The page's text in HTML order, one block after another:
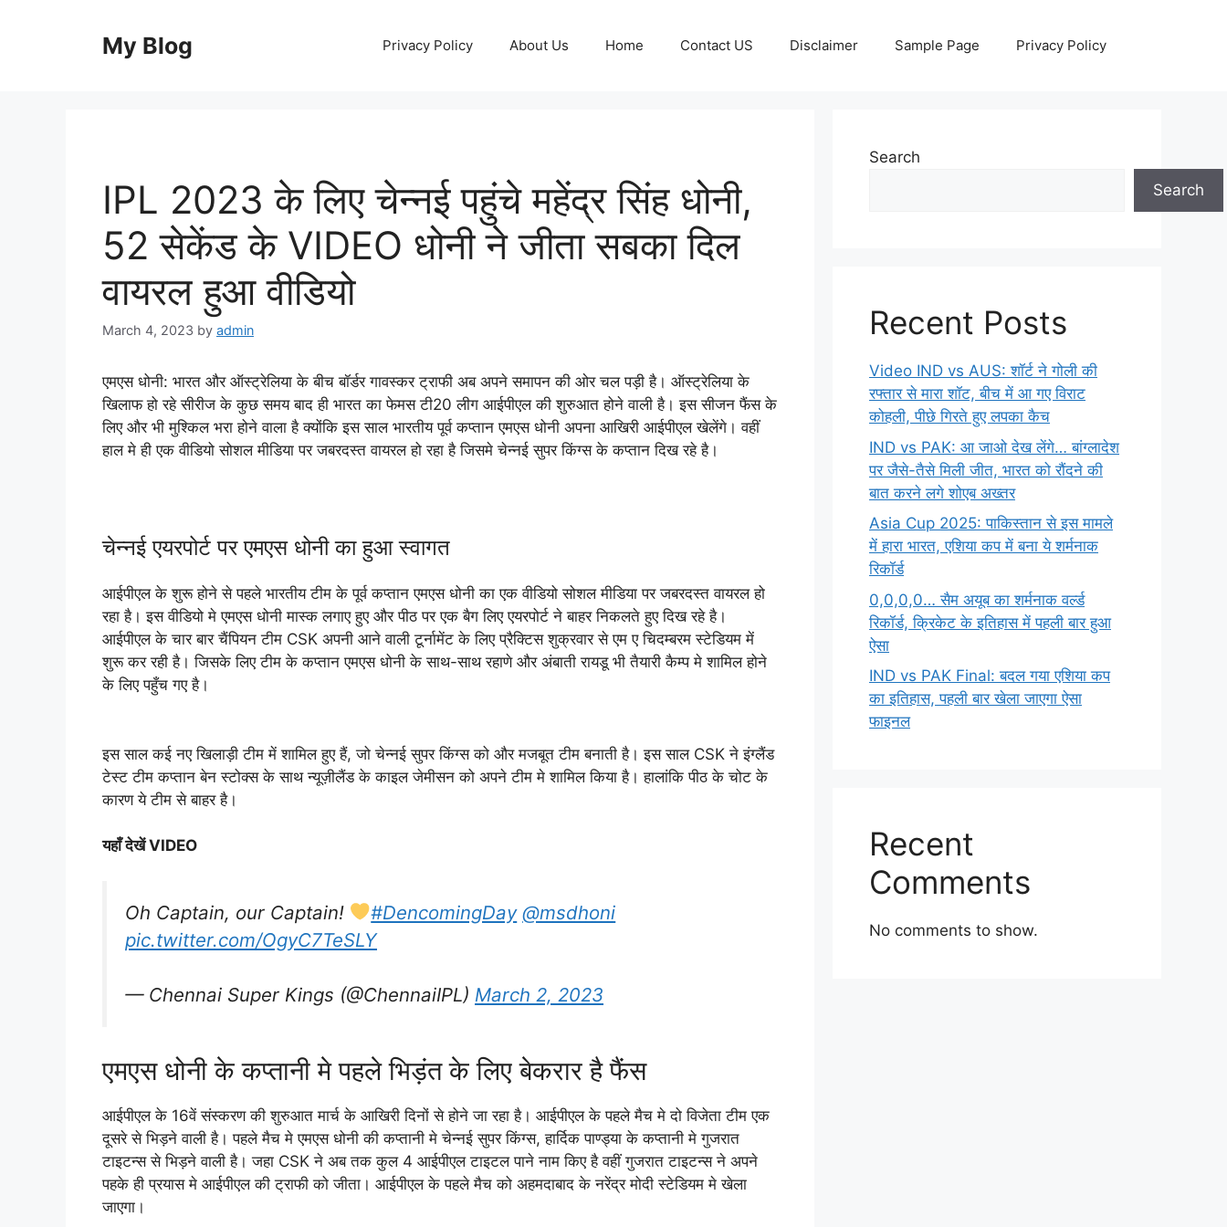
My Blog Privacy Policy About Us Home Contact US Disclaimer Sample Page Privacy Policy
IPL 2023 के लिए चेन्नई पहुंचे महेंद्र सिंह धोनी,
52 सेकेंड के VIDEO धोनी ने जीता सबका दिल
वायरल हुआ वीडियो
March 4, 2023 by admin
एमएस धोनी: भारत और ऑस्ट्रेलिया के बीच बॉर्डर गावस्कर ट्राफी अब अपने समापन की ओर चल पड़ी है। ऑस्ट्रेलिया के
खिलाफ हो रहे सीरीज के कुछ समय बाद ही भारत का फेमस टी20 लीग आईपीएल की शुरुआत होने वाली है। इस सीजन फैंस के
लिए और भी मुश्किल भरा होने वाला है क्योंकि इस साल भारतीय पूर्व कप्तान एमएस धोनी अपना आखिरी आईपीएल खेलेंगे। वहीं
हाल मे ही एक वीडियो सोशल मीडिया पर जबरदस्त वायरल हो रहा है जिसमे चेन्नई सुपर किंग्स के कप्तान दिख रहे है।
चेन्नई एयरपोर्ट पर एमएस धोनी का हुआ स्वागत
आईपीएल के शुरू होने से पहले भारतीय टीम के पूर्व कप्तान एमएस धोनी का एक वीडियो सोशल मीडिया पर जबरदस्त वायरल हो
रहा है। इस वीडियो मे एमएस धोनी मास्क लगाए हुए और पीठ पर एक बैग लिए एयरपोर्ट ने बाहर निकलते हुए दिख रहे है।
आईपीएल के चार बार चैंपियन टीम CSK अपनी आने वाली टूर्नामेंट के लिए प्रैक्टिस शुक्रवार से एम ए चिदम्बरम स्टेडियम में
शुरू कर रही है। जिसके लिए टीम के कप्तान एमएस धोनी के साथ-साथ रहाणे और अंबाती रायडू भी तैयारी कैम्प मे शामिल होने
के लिए पहुँच गए है।
इस साल कई नए खिलाड़ी टीम में शामिल हुए हैं, जो चेन्नई सुपर किंग्स को और मजबूत टीम बनाती है। इस साल CSK ने इंग्लैंड
टेस्ट टीम कप्तान बेन स्टोक्स के साथ न्यूज़ीलैंड के काइल जेमीसन को अपने टीम मे शामिल किया है। हालांकि पीठ के चोट के
कारण ये टीम से बाहर है।
यहाँ देखें VIDEO
Oh Captain, our Captain! #DencomingDay @msdhoni
pic.twitter.com/OgyC7TeSLY
— Chennai Super Kings (@ChennaiIPL) March 2, 2023
एमएस धोनी के कप्तानी मे पहले भिड़ंत के लिए बेकरार है फैंस
आईपीएल के 16वें संस्करण की शुरुआत मार्च के आखिरी दिनों से होने जा रहा है। आईपीएल के पहले मैच मे दो विजेता टीम एक
दूसरे से भिड़ने वाली है। पहले मैच मे एमएस धोनी की कप्तानी मे चेन्नई सुपर किंग्स, हार्दिक पाण्ड्या के कप्तानी मे गुजरात
टाइटन्स से भिड़ने वाली है। जहा CSK ने अब तक कुल 4 आईपीएल टाइटल पाने नाम किए है वहीं गुजरात टाइटन्स ने अपने
पहके ही प्रयास मे आईपीएल की ट्राफी को जीता। आईपीएल के पहले मैच को अहमदाबाद के नरेंद्र मोदी स्टेडियम मे खेला
जाएगा।
Search
Search
Recent Posts
Video IND vs AUS: शॉर्ट ने गोली की
रफ्तार से मारा शॉट, बीच में आ गए विराट
कोहली, पीछे गिरते हुए लपका कैच
IND vs PAK: आ जाओ देख लेंगे… बांग्लादेश
पर जैसे-तैसे मिली जीत, भारत को रौंदने की
बात करने लगे शोएब अख्तर
Asia Cup 2025: पाकिस्तान से इस मामले
में हारा भारत, एशिया कप में बना ये शर्मनाक
रिकॉर्ड
0,0,0,0… सैम अयूब का शर्मनाक वर्ल्ड
रिकॉर्ड, क्रिकेट के इतिहास में पहली बार हुआ
ऐसा
IND vs PAK Final: बदल गया एशिया कप
का इतिहास, पहली बार खेला जाएगा ऐसा
फाइनल
Recent
Comments
No comments to show.